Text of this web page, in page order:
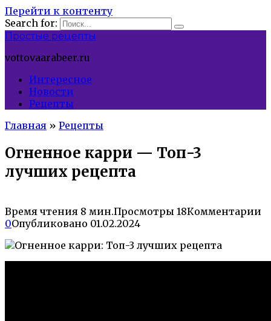
Перейти к контенту
Search for:
Простые рецепты
vottovaarabeer.ru
Интересное
Новости
Рецепты
Главная » Рецепты
Огненное карри — Топ-3
лучших рецепта
Время чтения 8 мин.Просмотры 18Комментарии
0Опубликовано 01.02.2024